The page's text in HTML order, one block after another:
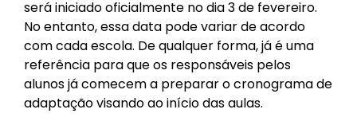
será iniciado oficialmente no dia 3 de fevereiro.
No entanto, essa data pode variar de acordo
com cada escola. De qualquer forma, já é uma
referência para que os responsáveis pelos
alunos já comecem a preparar o cronograma de
adaptação visando ao início das aulas.